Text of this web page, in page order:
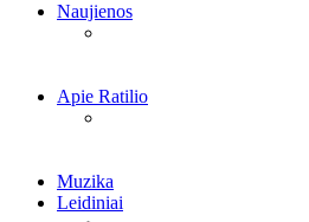
Naujienos
Apie Ratilio
Muzika
Leidiniai